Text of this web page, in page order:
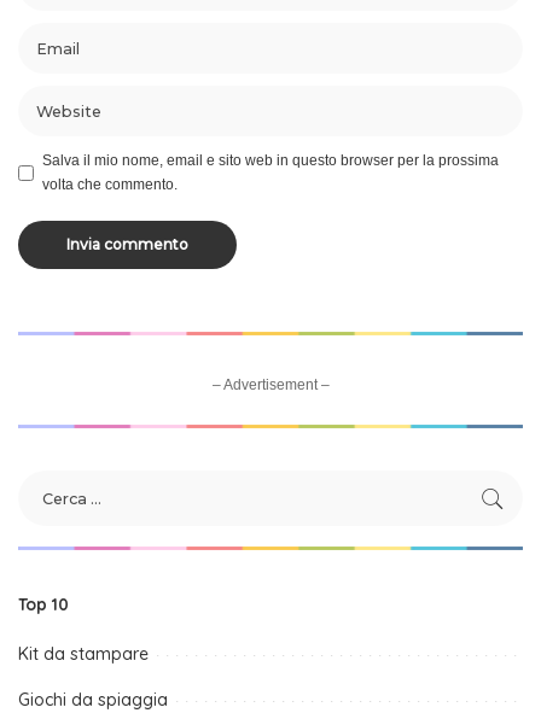
Salva il mio nome, email e sito web in questo browser per la prossima
volta che commento.
– Advertisement –
Top 10
Kit da stampare
Giochi da spiaggia